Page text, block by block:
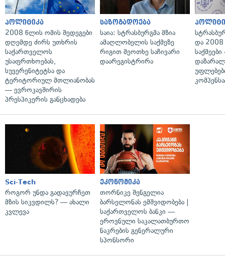
პოლიტიკა
2008 წლის ომის შედეგები
დღემდე ძირს უთხრის
საქართველოს
უსაფრთხოებას,
სუვერენიტეტსა და
ტერიტორიულ მთლიანობას
— ევროკავშირის
პრესპიკერის განცხადება
საზოგადოება
საია: სტრასბურგმა მზია
ამაღლობელის საქმეზე
რიგით მეოთხე საჩივარი
დაარეგისტრირა
და 2008
Sci-Tech
როგორ უნდა გადავურჩეთ
მზის სიკვდილს? — ახალი
კვლევა
ეკონომიკა
თორნიკე შენგელია
ბარსელონას ემშვიდობება |
საქართველოს ბანკი —
ეროვნული საკალათბურთო
ნაკრების გენერალური
სპონსორი